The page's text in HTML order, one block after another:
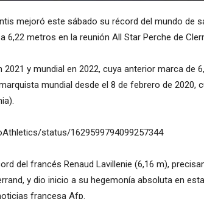
mejoró este sábado su récord del mundo de
6,22 metros en la reunión All Star Perche de
y mundial en 2022, cuya anterior marca de
mundial desde el 8 de febrero de 2020,
status/1629599794099257344
del francés Renaud Lavillenie (6,16 m),
y dio inicio a su hegemonía absoluta en
francesa Afp.